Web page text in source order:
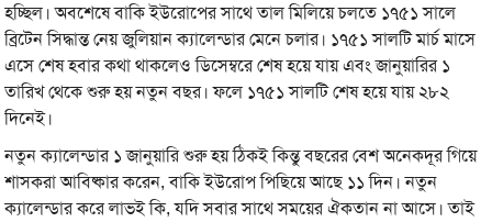
হচ্ছিল। অবশেষে বাকি ইউরোপের সাথে তাল মিলিয়ে চলতে ১৭৫১ সালে
ব্রিটেন সিদ্ধান্ত নেয় জুলিয়ান ক্যালেন্ডার মেনে চলার। ১৭৫১ সালটি মার্চ মাসে
এসে শেষ হবার কথা থাকলেও ডিসেম্বরে শেষ হয়ে যায় এবং জানুয়ারির ১
তারিখ থেকে শুরু হয় নতুন বছর। ফলে ১৭৫১ সালটি শেষ হয়ে যায় ২৮২
দিনেই।
নতুন ক্যালেন্ডার ১ জানুয়ারি শুরু হয় ঠিকই কিন্তু বছরের বেশ অনেকদূর গিয়ে
শাসকরা আবিষ্কার করেন, বাকি ইউরোপ পিছিয়ে আছে ১১ দিন। নতুন
ক্যালেন্ডার করে লাভই কি, যদি সবার সাথে সময়ের ঐকতান না আসে। তাই